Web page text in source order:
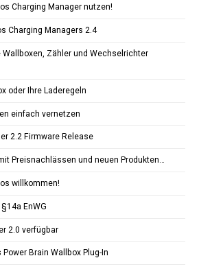
Charging Manager nutzen!
Charging Managers 2.4
Zähler und Wechselrichter
oder Ihre Laderegeln
einfach vernetzen
2.2 Firmware Release
Preisnachlässen und neuen Produkten…
willkommen!
EnWG
2.0 verfügbar
Brain Wallbox Plug-In